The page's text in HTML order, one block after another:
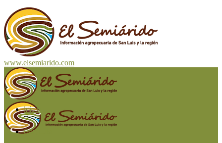
www.elsemiarido.com
Inicio
San Luis